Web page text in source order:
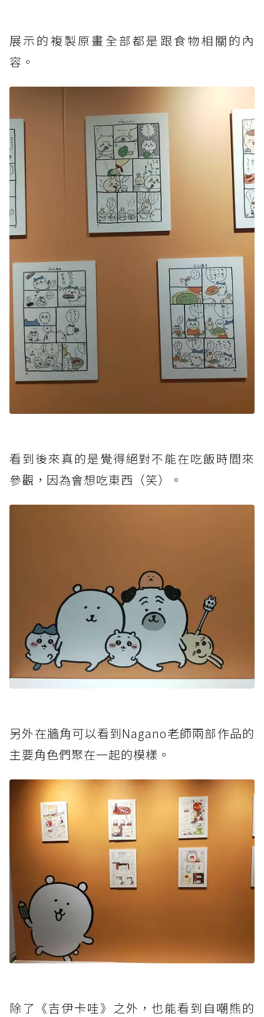
展示的複製原畫全部都是跟食物相關的內
容。
看到後來真的是覺得絕對不能在吃飯時間來
參觀，因為會想吃東西（笑）。
另外在牆角可以看到Nagano老師兩部作品的
主要角色們聚在一起的模樣。
除了《吉伊卡哇》之外，也能看到自嘲熊的